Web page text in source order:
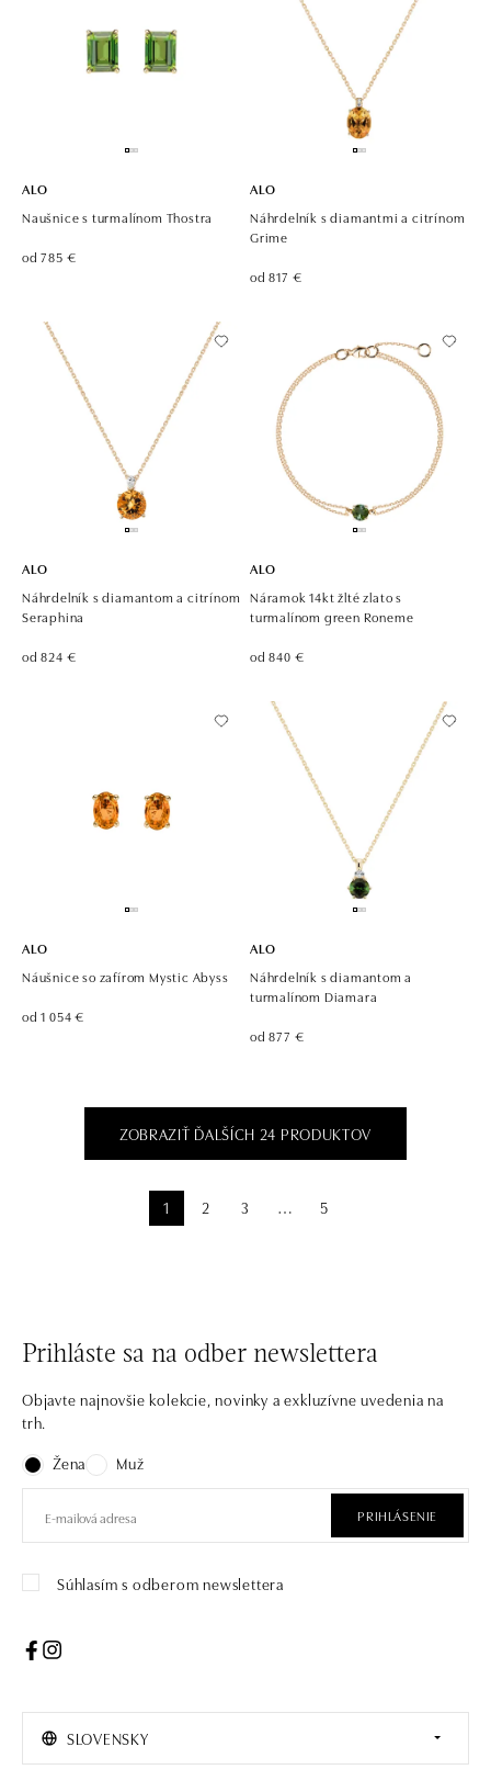
ALO
Naušnice s turmalínom Thostra
od 785 €
ALO
Náhrdelník s diamantmi a citrínom
Grime
od 817 €
ALO
Náhrdelník s diamantom a citrínom
Seraphina
od 824 €
ALO
Náramok 14kt žlté zlato s
turmalínom green Roneme
od 840 €
ALO
Náušnice so zafírom Mystic Abyss
od 1 054 €
ALO
Náhrdelník s diamantom a
turmalínom Diamara
od 877 €
ZOBRAZIŤ ĎALŠÍCH 24 PRODUKTOV
1 2 3 ⋯ 5
Prihláste sa na odber newslettera
Objavte najnovšie kolekcie, novinky a exkluzívne uvedenia na
trh.
Žena
Muž
PRIHLÁSENIE
Súhlasím s odberom newslettera
SLOVENSKY